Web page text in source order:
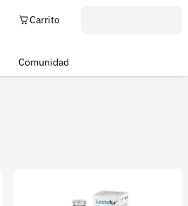
Carrito
Comunidad